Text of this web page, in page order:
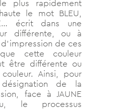
plus rapidement
le mot BLEU,
écrit dans une
différente, ou à
de ces
cette couleur
être différente ou
Ainsi, pour
de la
face à JAUNE
le processus